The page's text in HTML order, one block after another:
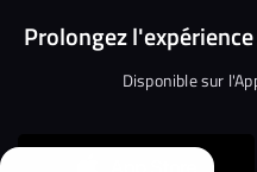
Prolongez
Disponible sur